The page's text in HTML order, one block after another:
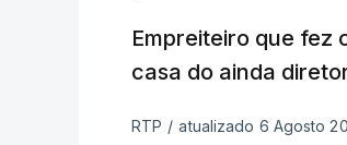
Empreiteiro que fez
casa do ainda
RTP / atualizado 6 Agosto